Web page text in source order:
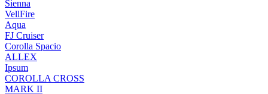
Sienna
VellFire
Aqua
FJ Cruiser
Corolla Spacio
ALLEX
Ipsum
COROLLA CROSS
MARK II